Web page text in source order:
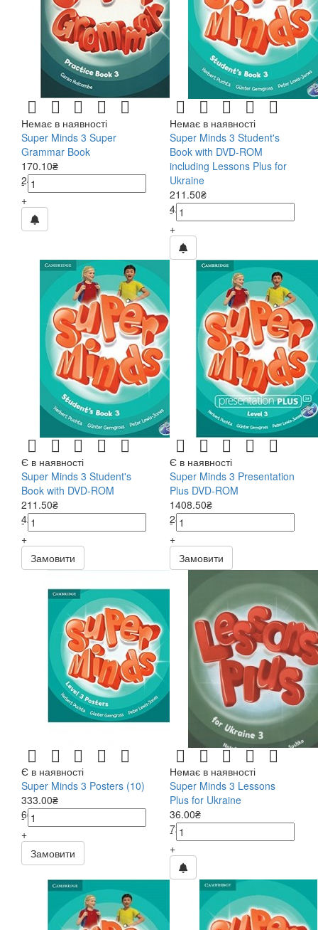
Немає в наявності
Super Minds 3 Super
Grammar Book
170.10₴
243.00₴
-
+
Немає в наявності
Super Minds 3 Student's
Book with DVD-ROM
including Lessons Plus for
Ukraine
211.50₴
423.00₴
-
+
Є в наявності
Super Minds 3 Student's
Book with DVD-ROM
211.50₴
423.00₴
-
+
Замовити
Є в наявності
Super Minds 3 Presentation
Plus DVD-ROM
1408.50₴
2817.00₴
-
+
Замовити
Є в наявності
Super Minds 3 Posters (10)
333.00₴
666.00₴
-
+
Замовити
Немає в наявності
Super Minds 3 Lessons
Plus for Ukraine
36.00₴
72.00₴
-
+